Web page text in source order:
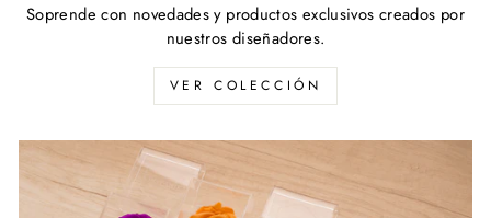
Soprende con novedades y productos exclusivos creados por
nuestros diseñadores.
VER COLECCIÓN